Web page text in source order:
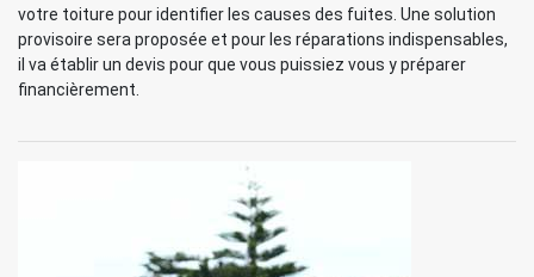
votre toiture pour identifier les causes des fuites. Une solution
provisoire sera proposée et pour les réparations indispensables,
il va établir un devis pour que vous puissiez vous y préparer
financièrement.